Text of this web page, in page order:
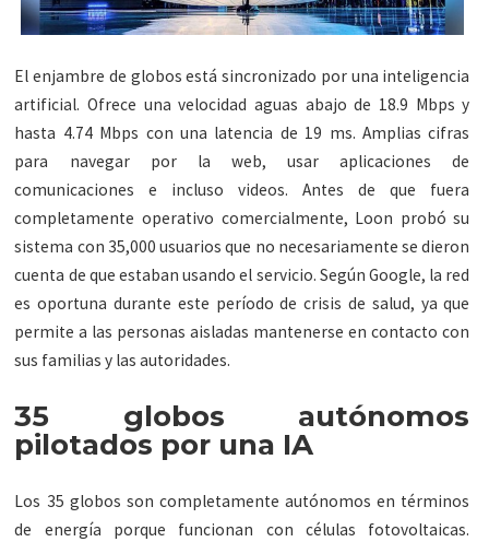
El enjambre de globos está sincronizado por una inteligencia
artificial. Ofrece una velocidad aguas abajo de 18.9 Mbps y
hasta 4.74 Mbps con una latencia de 19 ms. Amplias cifras
para navegar por la web, usar aplicaciones de
comunicaciones e incluso videos. Antes de que fuera
completamente operativo comercialmente, Loon probó su
sistema con 35,000 usuarios que no necesariamente se dieron
cuenta de que estaban usando el servicio. Según Google, la red
es oportuna durante este período de crisis de salud, ya que
permite a las personas aisladas mantenerse en contacto con
sus familias y las autoridades.
35 globos autónomos
pilotados por una IA
Los 35 globos son completamente autónomos en términos
de energía porque funcionan con células fotovoltaicas.